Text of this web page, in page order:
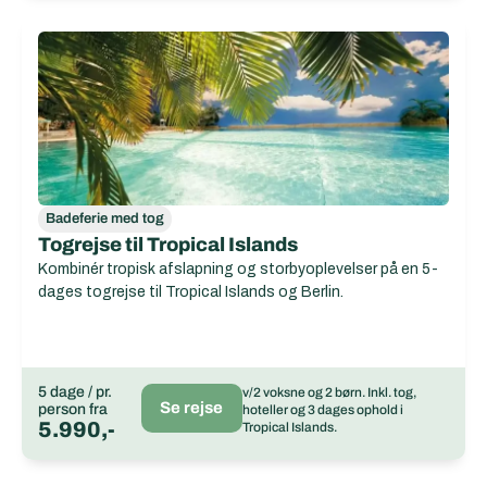
Badeferie med tog
Togrejse til Tropical Islands
Kombinér tropisk afslapning og storbyoplevelser på en 5-
dages togrejse til Tropical Islands og Berlin.
5 dage / pr.
person fra
5.990,-
Se rejse
v/2 voksne og 2 børn. Inkl. tog,
hoteller og 3 dages ophold i
Tropical Islands.